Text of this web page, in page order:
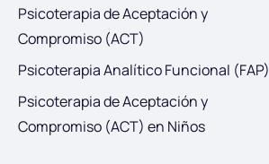
Psicoterapia de Aceptación y
Compromiso (ACT)
Psicoterapia Analítico Funcional (FAP)
Psicoterapia de Aceptación y
Compromiso (ACT) en Niños